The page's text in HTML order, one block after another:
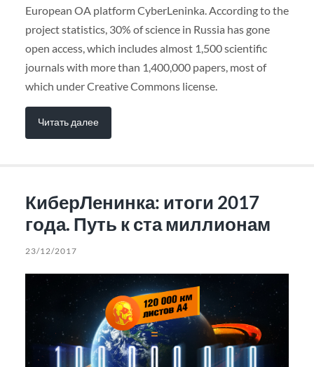
European OA platform CyberLeninka. According to the
project statistics, 30% of science in Russia has gone
open access, which includes almost 1,500 scientific
journals with more than 1,400,000 papers, most of
which under Creative Commons license.
Читать далее
КиберЛенинка: итоги 2017
года. Путь к ста миллионам
23/12/2017